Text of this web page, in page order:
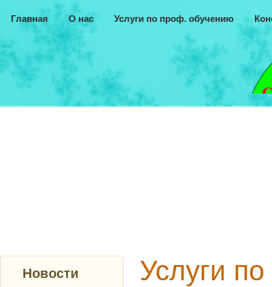
Главная О нас Услуги по проф. обучению
Новости Услуги